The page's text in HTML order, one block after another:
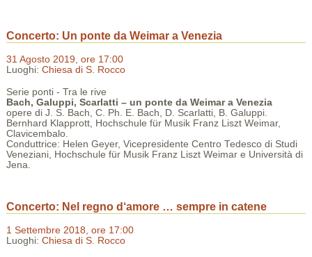
Concerto: Un ponte da Weimar a Venezia
31 Agosto 2019, ore 17:00
Luoghi: Chiesa di S. Rocco
Serie ponti - Tra le rive
Bach, Galuppi, Scarlatti – un ponte da Weimar a Venezia
opere di J. S. Bach, C. Ph. E. Bach, D. Scarlatti, B. Galuppi.
Bernhard Klapprott, Hochschule für Musik Franz Liszt Weimar,
Clavicembalo.
Conduttrice: Helen Geyer, Vicepresidente Centro Tedesco di Studi
Veneziani, Hochschule für Musik Franz Liszt Weimar e Università di
Jena.
Concerto: Nel regno d‘amore … sempre in catene
1 Settembre 2018, ore 17:00
Luoghi: Chiesa di S. Rocco